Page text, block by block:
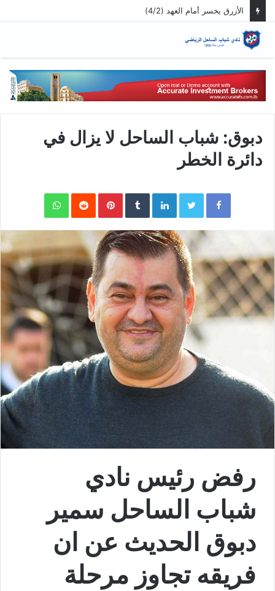
الأزرق يخسر أمام العهد (4/2)
دبوق: شباب الساحل لا يزال في
دائرة الخطر
Facebook
Twitter
LinkedIn
Pinterest
WhatsApp
رفض رئيس نادي
شباب الساحل سمير
دبوق الحديث عن ان
فريقه تجاوز مرحلة